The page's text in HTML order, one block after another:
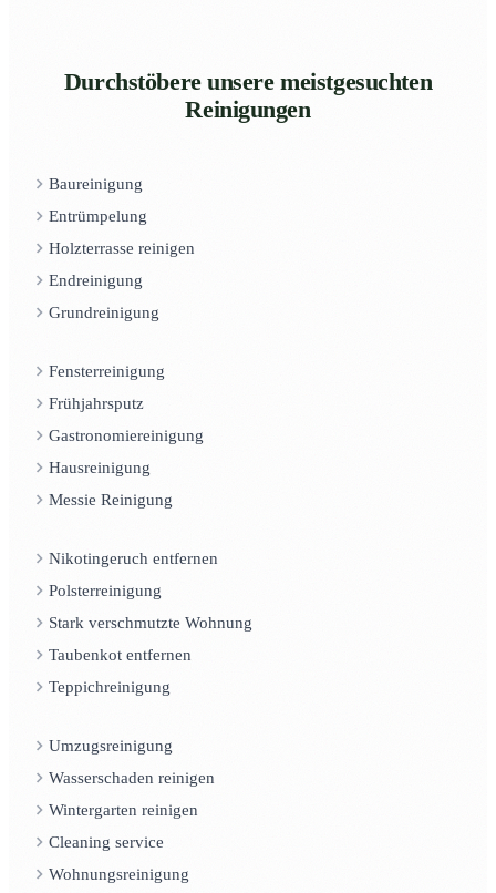
Durchstöbere unsere meistgesuchten
Reinigungen
Baureinigung
Entrümpelung
Holzterrasse reinigen
Endreinigung
Grundreinigung
Fensterreinigung
Frühjahrsputz
Gastronomiereinigung
Hausreinigung
Messie Reinigung
Nikotingeruch entfernen
Polsterreinigung
Stark verschmutzte Wohnung
Taubenkot entfernen
Teppichreinigung
Umzugsreinigung
Wasserschaden reinigen
Wintergarten reinigen
Cleaning service
Wohnungsreinigung